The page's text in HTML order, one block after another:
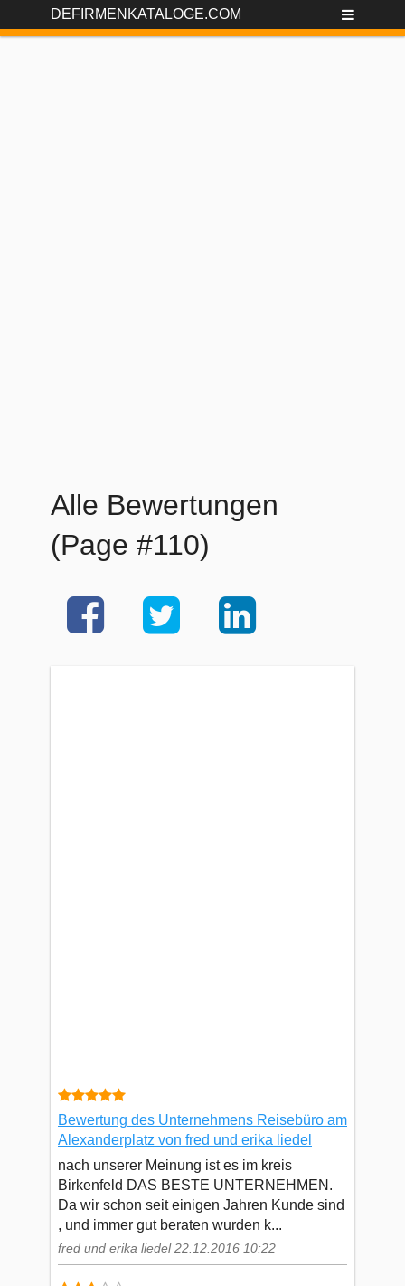
DEFIRMENKATALOGE.COM
Alle Bewertungen
(Page #110)
Bewertung des Unternehmens Reisebüro am
Alexanderplatz von fred und erika liedel
nach unserer Meinung ist es im kreis
Birkenfeld DAS BESTE UNTERNEHMEN.
Da wir schon seit einigen Jahren Kunde sind
, und immer gut beraten wurden k...
fred und erika liedel 22.12.2016 10:22